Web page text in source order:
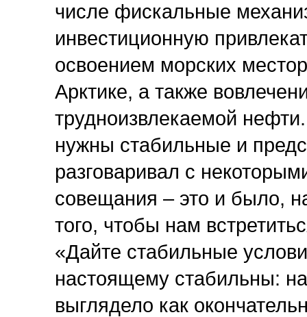
числе фискальные
инвестиционную
освоением морских
Арктике, а также
трудноизвлекаемой
нужны стабильные и
разговаривал с
совещания – это и было,
того, чтобы нам
«Дайте стабильные
настоящему стабильны:
выглядело как